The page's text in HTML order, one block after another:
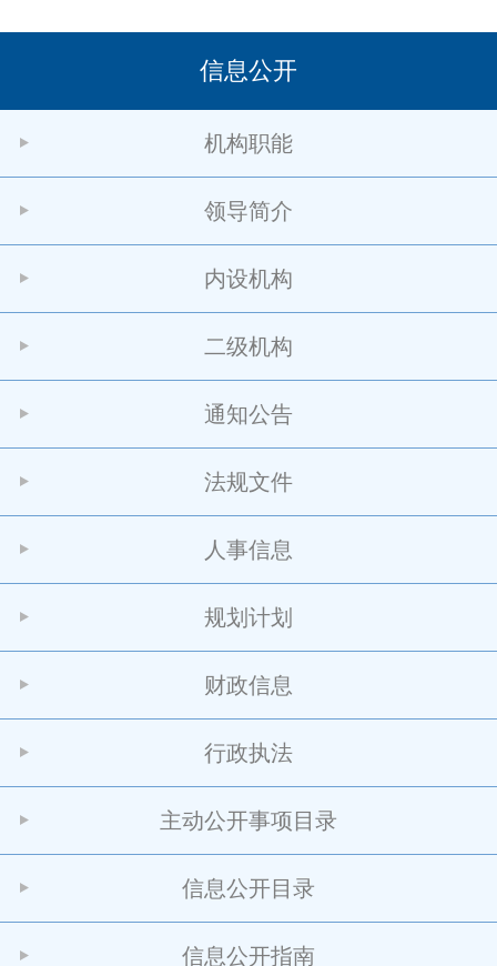
信息公开
机构职能
领导简介
内设机构
二级机构
通知公告
法规文件
人事信息
规划计划
财政信息
行政执法
主动公开事项目录
信息公开目录
信息公开指南